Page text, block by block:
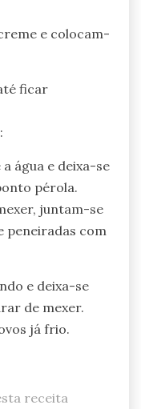
e colocam-
ficar
água e deixa-se
pérola.
juntam-se
peneiradas com
e deixa-se
de mexer.
já frio.
receita